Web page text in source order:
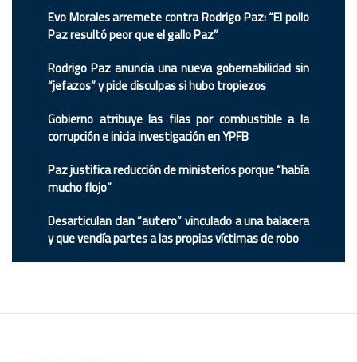
Evo Morales arremete contra Rodrigo Paz: “El pollo
Paz resultó peor que el gallo Paz”
Rodrigo Paz anuncia una nueva gobernabilidad sin
“jefazos” y pide disculpas si hubo tropiezos
Gobierno atribuye las filas por combustible a la
corrupción e inicia investigación en YPFB
Paz justifica reducción de ministerios porque “había
mucho flojo”
Desarticulan clan “autero” vinculado a una balacera
y que vendía partes a las propias víctimas de robo